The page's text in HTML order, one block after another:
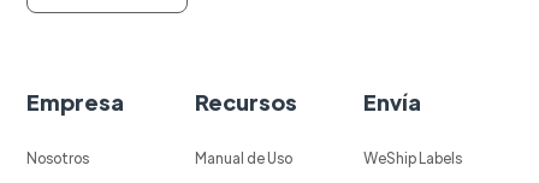
Empresa
Nosotros
Recursos
Manual de Uso
Envía
WeShip Labels